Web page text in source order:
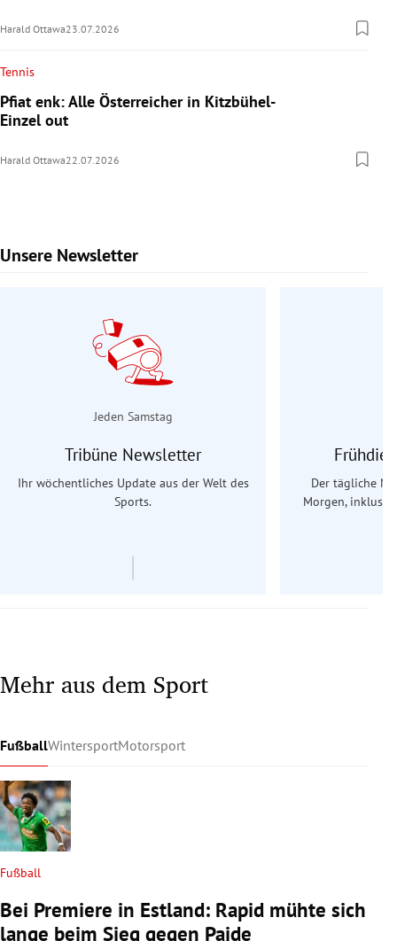
Harald Ottawa23.07.2026
Tennis
Pfiat enk: Alle Österreicher in Kitzbühel-
Einzel out
Harald Ottawa22.07.2026
Unsere Newsletter
Slide 1 von 9
Jeden Samstag
Tribüne Newsletter
Ihr wöchentliches Update aus der Welt des
Sports.
Der tägliche
Morgen,
Mehr aus dem Sport
FußballWintersportMotorsport
Fußball
Bei Premiere in Estland: Rapid mühte sich
lange beim Sieg gegen Paide